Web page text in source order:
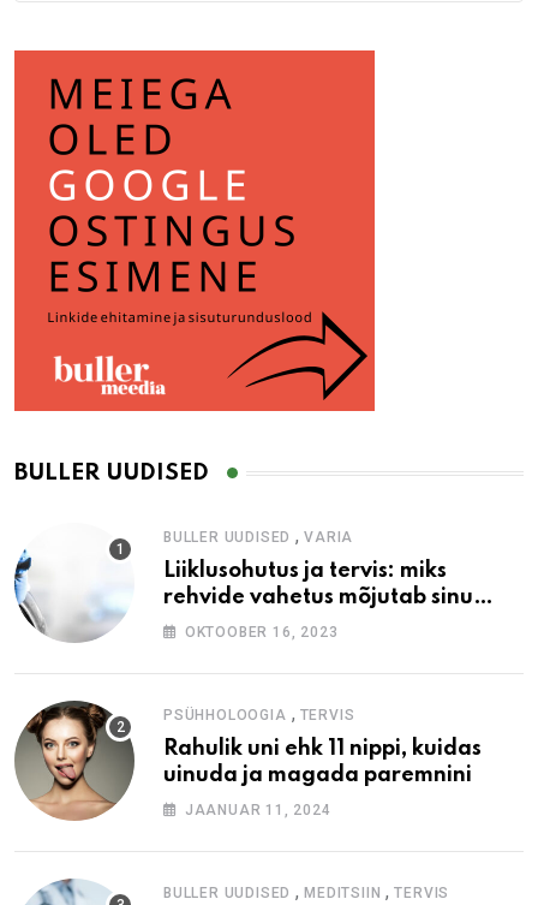
BULLER UUDISED
BULLER UUDISED ,VARIA
Liiklusohutus ja tervis: miks
rehvide vahetus mõjutab sinu
heaolu
OKTOOBER 16, 2023
PSÜHHOLOOGIA , TERVIS
Rahulik uni ehk 11 nippi, kuidas
uinuda ja magada paremnini
JAANUAR 11, 2024
BULLER UUDISED ,MEDITSIIN ,TERVIS